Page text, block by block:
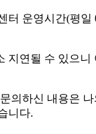
터 운영시간(평일
지연될 수 있으니
의하신 내용은
니다.